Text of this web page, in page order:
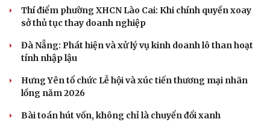
Văn hóa
Giải trí
Thí điểm phường XHCN Lào Cai: Khi chính quyền xoay
sở thủ tục thay doanh nghiệp
Đà Nẵng: Phát hiện và xử lý vụ kinh doanh lô than hoạt
tính nhập lậu
Hưng Yên tổ chức Lễ hội và xúc tiến thương mại nhãn
lồng năm 2026
Bài toán hút vốn, không chỉ là chuyển đổi xanh